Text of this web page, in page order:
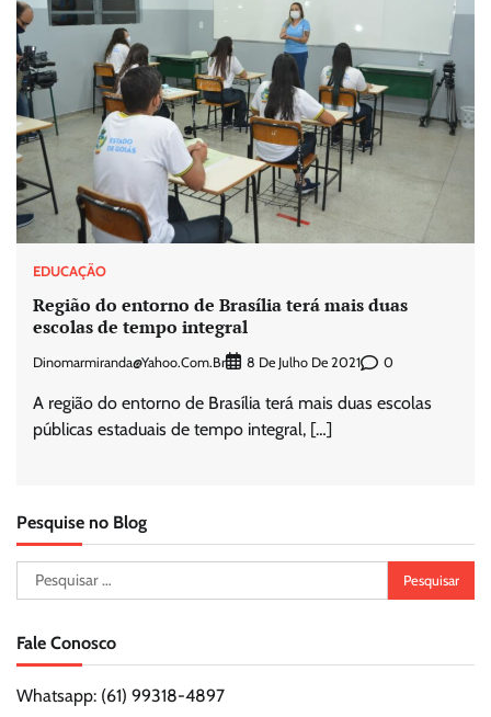
EDUCAÇÃO
Região do entorno de Brasília terá mais duas
escolas de tempo integral
Dinomarmiranda@yahoo.com.br 8 De Julho De 2021 0
A região do entorno de Brasília terá mais duas escolas
públicas estaduais de tempo integral, […]
Pesquise no Blog
Pesquisar
por:
Fale Conosco
Whatsapp: (61) 99318-4897